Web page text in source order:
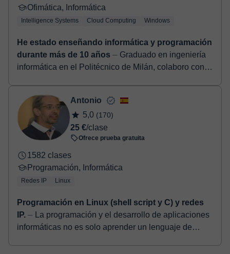
Ofimática, Informática
Intelligence Systems Cloud Computing Windows
He estado enseñando informática y programación
durante más de 10 años ⏤ Graduado en ingeniería
informática en el Politécnico de Milán, colaboro con
Antonio
5,0 (170)
25 €/clase
Ofrece prueba gratuita
1582 clases
Programación, Informática
Redes IP Linux
Programación en Linux (shell script y C) y redes
IP. ⏤ La programación y el desarrollo de aplicaciones
informáticas no es solo aprender un lenguaje de